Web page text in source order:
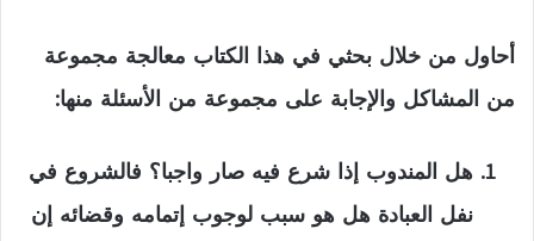
أحاول من خلال بحثي في هذا الكتاب معالجة مجموعة
من المشاكل والإجابة على مجموعة من الأسئلة منها:
هل المندوب إذا شرع فيه صار واجبا؟ فالشروع في
نفل العبادة هل هو سبب لوجوب إتمامه وقضائه إن